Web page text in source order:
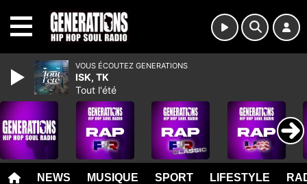
NEWS MUSIQUE SPORT LIFESTYLE
VOUS ÉCOUTEZ GENERATIONS
ISK, TK
Tout l'été